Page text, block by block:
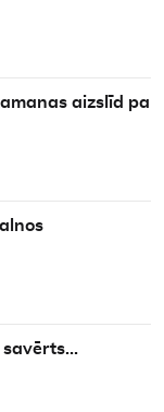
aizslīd pa
savērts…